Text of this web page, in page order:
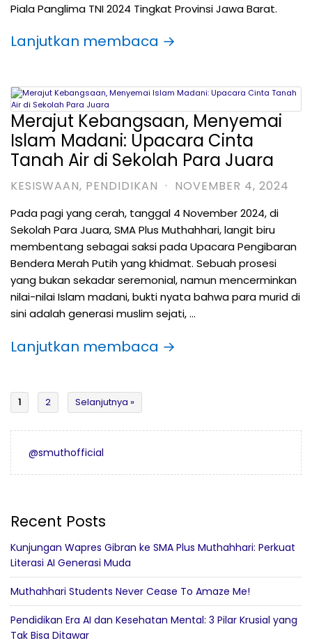
Piala Panglima TNI 2024 Tingkat Provinsi Jawa Barat.
Lanjutkan membaca →
Merajut Kebangsaan, Menyemai
Islam Madani: Upacara Cinta
Tanah Air di Sekolah Para Juara
KESISWAAN, PENDIDIKAN · NOVEMBER 4, 2024
Pada pagi yang cerah, tanggal 4 November 2024, di
Sekolah Para Juara, SMA Plus Muthahhari, langit biru
membentang sebagai saksi pada Upacara Pengibaran
Bendera Merah Putih yang khidmat. Sebuah prosesi
yang bukan sekadar seremonial, namun mencerminkan
nilai-nilai Islam madani, bukti nyata bahwa para murid di
sini adalah generasi muslim sejati, …
Lanjutkan membaca →
1 2 Selanjutnya »
@smuthofficial
Recent Posts
Kunjungan Wapres Gibran ke SMA Plus Muthahhari: Perkuat
Literasi AI Generasi Muda
Muthahhari Students Never Cease To Amaze Me!
Pendidikan Era AI dan Kesehatan Mental: 3 Pilar Krusial yang
Tak Bisa Ditawar